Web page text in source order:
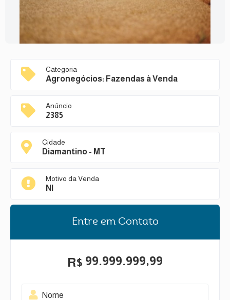
Categoria
Agronegócios: Fazendas à Venda
Anúncio
2385
Cidade
Diamantino - MT
Motivo da Venda
NI
Entre em Contato
R$ 99.999.999,99